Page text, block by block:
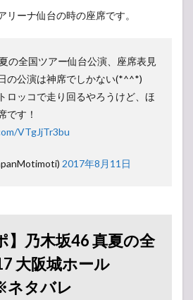
ーナ仙台の時の座席です。
の全国ツアー仙台公演、座席表見
の公演は神席でしかない(*^^*)
ロッコで走り回るやろうけど、ほ
です！
VTgJjTr3bu
2017年8月11日
】乃木坂46 真夏の全
大阪城ホール
タバレ